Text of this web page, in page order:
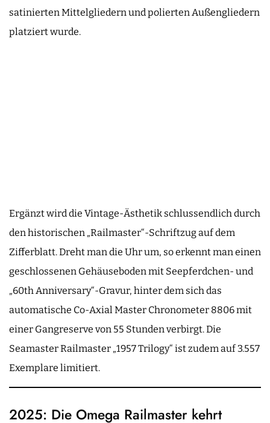
satinierten Mittelgliedern und polierten Außengliedern
platziert wurde.
Ergänzt wird die Vintage-Ästhetik schlussendlich durch
den historischen „Railmaster“-Schriftzug auf dem
Zifferblatt. Dreht man die Uhr um, so erkennt man einen
geschlossenen Gehäuseboden mit Seepferdchen- und
„60th Anniversary“-Gravur, hinter dem sich das
automatische Co-Axial Master Chronometer 8806 mit
einer Gangreserve von 55 Stunden verbirgt. Die
Seamaster Railmaster „1957 Trilogy“ ist zudem auf 3.557
Exemplare limitiert.
2025: Die Omega Railmaster kehrt